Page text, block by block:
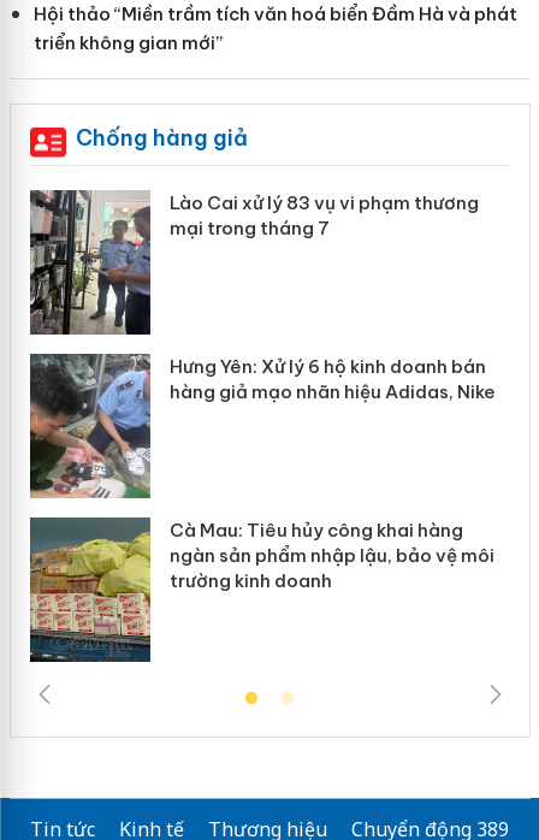
Hội thảo “Miền trầm tích văn hoá biển Đầm Hà và phát
triển không gian mới”
Chống hàng giả
Lào Cai xử lý 83 vụ vi phạm thương
mại trong tháng 7
Hưng Yên: Xử lý 6 hộ kinh doanh bán
hàng giả mạo nhãn hiệu Adidas, Nike
Cà Mau: Tiêu hủy công khai hàng
ngàn sản phẩm nhập lậu, bảo vệ môi
trường kinh doanh
Tin tức Kinh tế Thương hiệu
Chuyển động 389